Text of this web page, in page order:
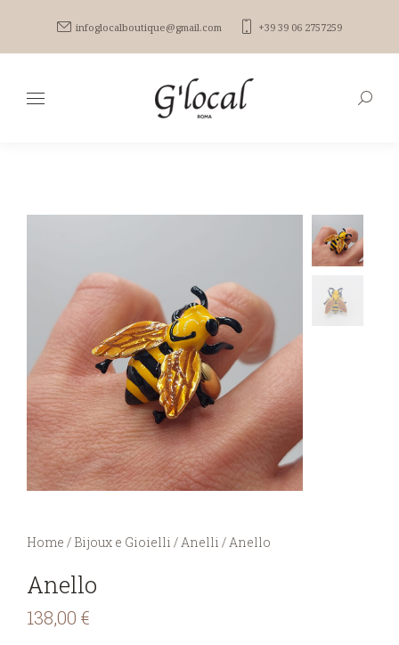
infoglocalboutique@gmail.com +39 39 06 2757259
You are here:
Home / Bijoux e Gioielli /Anelli /Anello
Anello
138,00 €